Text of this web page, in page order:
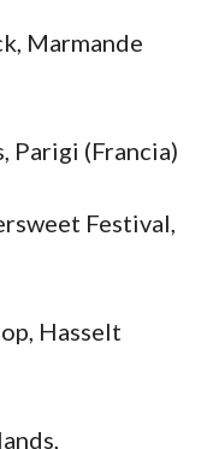
Marmande
Parigi (Francia)
Festival,
Hasselt